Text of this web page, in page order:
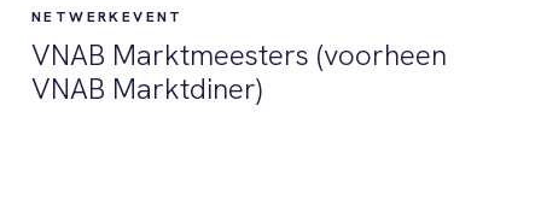
NETWERKEVENT
VNAB Marktmeesters (voorheen
VNAB Marktdiner)